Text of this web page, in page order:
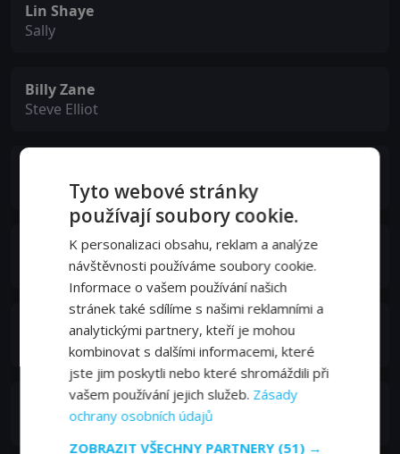
Lin Shaye
Sally
Billy Zane
Steve Elliot
Jeff Barnes
Terrence Mann
Johnny Steele
Jeremy Lawrence
Preacher
Michael Lee Gogin
Tyto webové stránky
používají soubory cookie.
K personalizaci obsahu, reklam a analýze
návštěvnosti používáme soubory cookie.
Informace o vašem používání našich
stránek také sdílíme s našimi reklamními a
analytickými partnery, kteří je mohou
kombinovat s dalšími informacemi, které
jste jim poskytli nebo které shromáždili při
vašem používání jejich služeb. Zásady
ochrany osobních údajů
ZOBRAZIT VŠECHNY PARTNERY (51) →